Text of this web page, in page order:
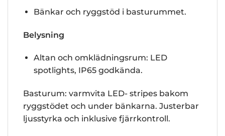
Bänkar och ryggstöd i basturummet.
Belysning
Altan och omklädningsrum: LED
spotlights, IP65 godkända.
Basturum: varmvita LED- stripes bakom
ryggstödet och under bänkarna. Justerbar
ljusstyrka och inklusive fjärrkontroll.